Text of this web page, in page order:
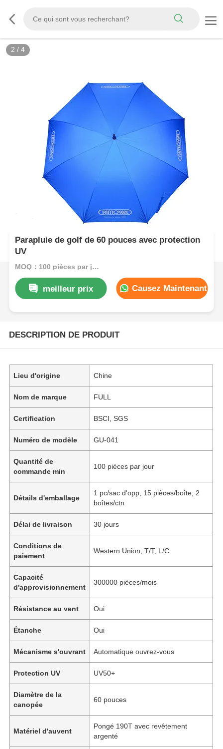
2 / 4
Parapluie de golf de 60 pouces avec protection
UV
MOQ：100 pièces par jour
meilleur prix Causez Maintenant
DESCRIPTION DE PRODUIT
Lieu d'origine Chine
Nom de marque FULL
Certification BSCI, SGS
Numéro de modèle GU-041
Quantité de
commande min
100 pièces par jour
Détails d'emballage
1 pc/sac d'opp, 15 pièces/boîte, 2
boîtes/ctn
Délai de livraison 30 jours
Conditions de
paiement
Western Union, T/T, L/C
Capacité
d'approvisionnement
300000 pièces/mois
Résistance au vent Oui
Étanche Oui
Mécanisme s'ouvrant Automatique ouvrez-vous
Protection UV UV50+
Diamètre de la
canopée
60 pouces
Matériel d'auvent
Pongé 190T avec revêtement
argenté